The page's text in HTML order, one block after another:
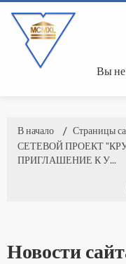
Вы не
В начало → Страницы
СЕТЕВОЙ ПРОЕКТ
ПРИГЛАШЕНИЕ К У...
Новости